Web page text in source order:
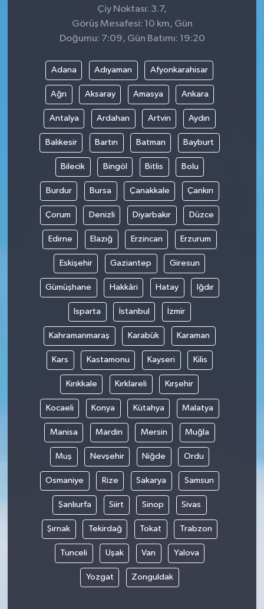
Çiy Noktası: 3.7,
Görüş Mesafesi: 10 km, Gün
Doğumu: 7:09, Gün Batımı: 19:20
Adana Adıyaman Afyonkarahisar
Ağrı Aksaray Amasya Ankara
Antalya Ardahan Artvin Aydın
Balıkesir Bartın Batman Bayburt
Bilecik Bingöl Bitlis Bolu
Burdur Bursa Çanakkale Çankırı
Çorum Denizli Diyarbakır Düzce
Edirne Elazığ Erzincan Erzurum
Eskişehir Gaziantep Giresun
Gümüşhane Hakkâri Hatay Iğdır
Isparta İstanbul İzmir
Kahramanmaraş Karabük Karaman
Kars Kastamonu Kayseri Kilis
Kırıkkale Kırklareli Kırşehir
Kocaeli Konya Kütahya Malatya
Manisa Mardin Mersin Muğla
Muş Nevşehir Niğde Ordu
Osmaniye Rize Sakarya Samsun
Şanlıurfa Siirt Sinop Sivas
Şırnak Tekirdağ Tokat Trabzon
Tunceli Uşak Van Yalova
Yozgat Zonguldak